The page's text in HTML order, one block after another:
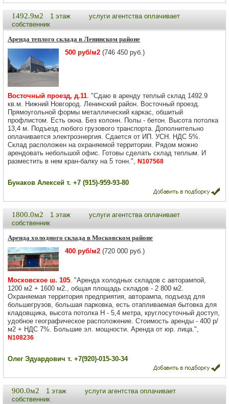
1492.9м2 1 этаж
услуги агентства оплачивает
собственник
Аренда теплого склада в Ленинском районе
500 руб/м2 (746 450 руб.)
Восточный проезд, д.11. "Сдаю в аренду теплый склад 1492.9
кв.м. Нижний Новгород. Ленинский район. Восточный проезд.
Прямоугольной формы металлический каркас, обшитый
профлистом. Есть окна. Без колонн. Полы - бетон. Высота потолка
13,4 м. Подъезд любого грузового транспорта. Дополнительно
оплачивается электроэнергия. Сдается от ИП. УСН. НДС 5%.
Склад расположен на охраняемой территории. Рядом можно
арендовать небольшой офис. Готовы сделать склад теплым. И
разместить в нем кран-балку на 5 тонн.", N107568
Бунаков Алексей т. +7 (915)-959-93-80
1800.0м2 1 этаж
услуги агентства оплачивает
собственник
Аренда холодного склада в Московском районе
400 руб/м2 (720 000 руб.)
Московское ш. 105. "Аренда холодных складов с авторампой,
1200 м2 + 1600 м2., общая площадь складов - 2 800 м2.
Охраняемая территория предприятия, авторампа, подъезд для
большегрузов, большая парковка, есть отапливаемая бытовка для
кладовщика, высота потолка Н - 5,4 метра, круглосуточный доступ,
удобное географическое расположение. Стоимость аренды - 400 р/
м2 + НДС 7%. Большие эл. мощности. Аренда от юр. лица.",
N108236
Олег Эдуардович т. +7(920)-015-30-34
900.0м2 1 этаж
услуги агентства оплачивает
собственник